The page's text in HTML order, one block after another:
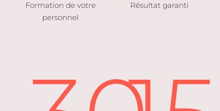
Formation de votre
personnel
Résultat garanti